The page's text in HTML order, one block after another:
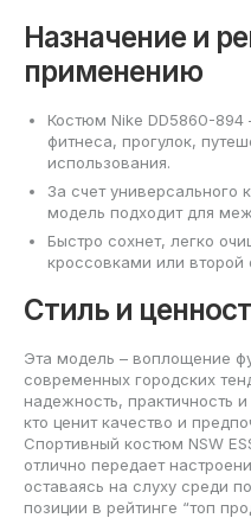
Назначение и
применению
Костюм Nike DD5860-894
фитнеса, прогулок,
использования.
За счет универсального
модель подходит для
Быстро сохнет, легко
кроссовками или второй
Стиль и
Эта модель – воплощение
современных городских
надежность, практичность
кто ценит качество и
Спортивный костюм NSW
отлично передает
оставаясь на слуху среди
позиции в рейтинге “топ